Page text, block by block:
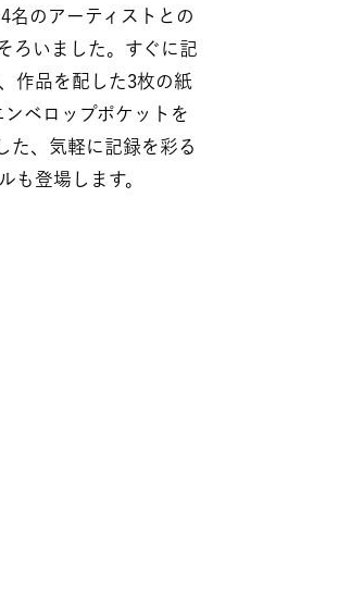
名のアーティストとの
ろいました。すぐに記
作品を配した3枚の紙
ベロップポケットを
た、気軽に記録を彩る
も登場します。